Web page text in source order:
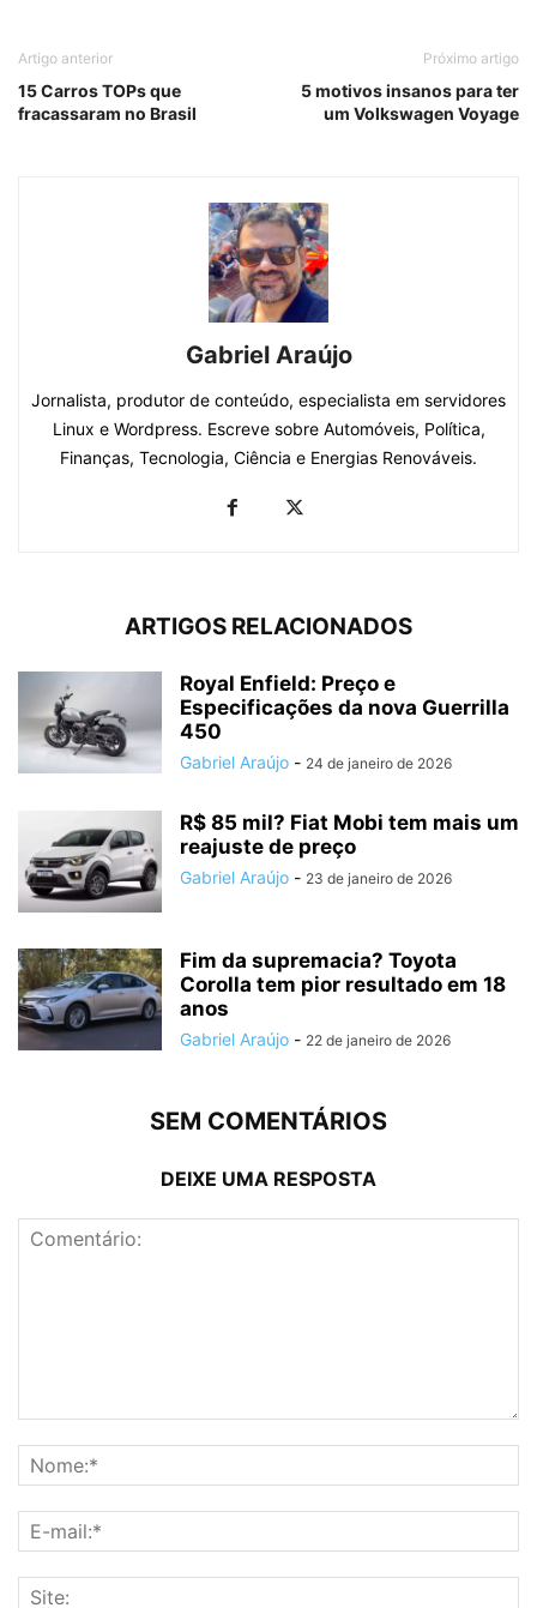
Artigo anterior
15 Carros TOPs que
fracassaram no Brasil
Próximo artigo
5 motivos insanos para ter
um Volkswagen Voyage
Gabriel Araújo
Jornalista, produtor de conteúdo, especialista em servidores
Linux e Wordpress. Escreve sobre Automóveis, Política,
Finanças, Tecnologia, Ciência e Energias Renováveis.
ARTIGOS RELACIONADOS
Royal Enfield: Preço e
Especificações da nova Guerrilla
450
Gabriel Araújo - 24 de janeiro de 2026
R$ 85 mil? Fiat Mobi tem mais um
reajuste de preço
Gabriel Araújo - 23 de janeiro de 2026
Fim da supremacia? Toyota
Corolla tem pior resultado em 18
anos
Gabriel Araújo - 22 de janeiro de 2026
SEM COMENTÁRIOS
DEIXE UMA RESPOSTA